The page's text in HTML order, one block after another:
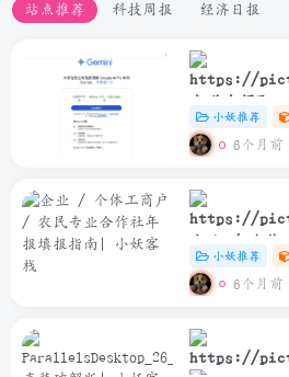
站点推荐 科技周报 经济日报
大学生领取
小妖推荐
6个月前
企业 / 个体
社年报填报
小妖推荐
6个月前